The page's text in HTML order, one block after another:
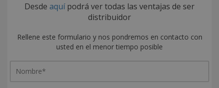
Desde aquípodrá ver todas las ventajas de ser
distribuidor
Rellene este formulario y nos pondremos en contacto con
usted en el menor tiempo posible